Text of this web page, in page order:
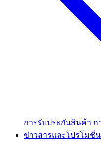
การรับประกันสินค้า ก
ข่าวสารและโปรโมชั่น